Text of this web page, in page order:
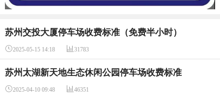
苏州交投大厦停车场收费标准（免费半小时）
2025-05-15 14:18  31783
苏州太湖新天地生态休闲公园停车场收费标准
2025-04-10 09:48  46351